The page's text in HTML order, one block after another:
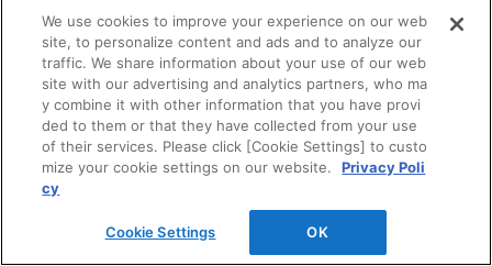
WEB見積・各種シミュレーション
交換用部品の購入
修理・点検
お問い合わせ
We use cookies to improve your experience on our web
site, to personalize content and ads and to analyze our
traffic. We share information about your use of our web
site with our advertising and analytics partners, who ma
y combine it with other information that you have provi
ded to them or that they have collected from your use
of their services. Please click [Cookie Settings] to custo
mize your cookie settings on our website.
Privacy Poli
cy
Cookie Settings OK